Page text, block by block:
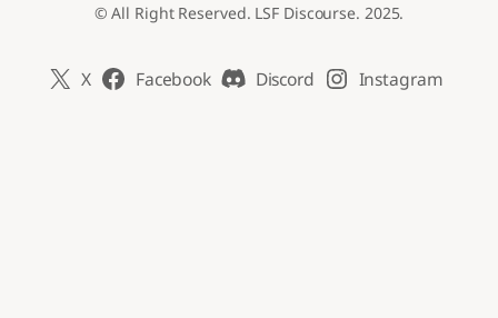
© All Right Reserved. LSF Discourse. 2025.
X Facebook Discord Instagram